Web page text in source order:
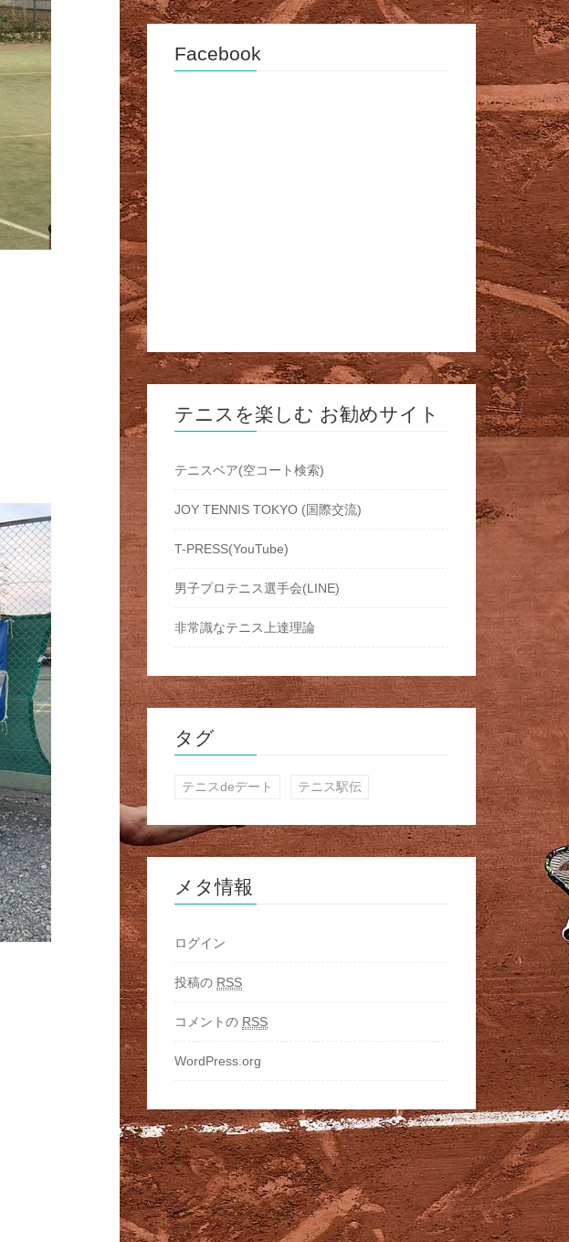
Facebook
テニスを楽しむ お勧めサイト
テニスベア(空コート検索)
JOY TENNIS TOKYO (国際交流)
T-PRESS(YouTube)
男子プロテニス選手会(LINE)
非常識なテニス上達理論
タグ
テニスdeデート テニス駅伝
メタ情報
ログイン
投稿の RSS
コメントの RSS
WordPress.org